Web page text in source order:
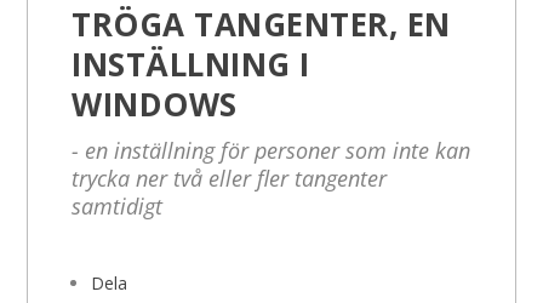
TRÖGA TANGENTER, EN
INSTÄLLNING I
WINDOWS
- en inställning för personer som inte kan
trycka ner två eller fler tangenter
samtidigt
Dela